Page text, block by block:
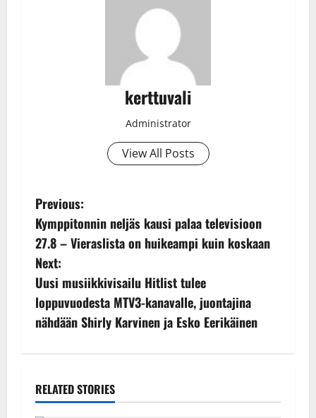
kerttuvali
Administrator
View All Posts
P
o
s
t
n
v
Previous:
Kymppitonnin neljäs kausi palaa televisioon
27.8 – Vieraslista on huikeampi kuin koskaan
Next:
Uusi musiikkivisailu Hitlist tulee
loppuvuodesta MTV3-kanavalle, juontajina
nähdään Shirly Karvinen ja Esko Eerikäinen
RELATED STORIES